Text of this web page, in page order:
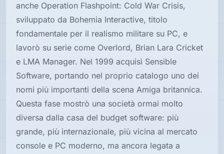
anche Operation Flashpoint: Cold War Crisis,
sviluppato da Bohemia Interactive, titolo
fondamentale per il realismo militare su PC, e
lavorò su serie come Overlord, Brian Lara Cricket
e LMA Manager. Nel 1999 acquisì Sensible
Software, portando nel proprio catalogo uno dei
nomi più importanti della scena Amiga britannica.
Questa fase mostrò una società ormai molto
diversa dalla casa del budget software: più
grande, più internazionale, più vicina al mercato
console e PC moderno, ma ancora legata a